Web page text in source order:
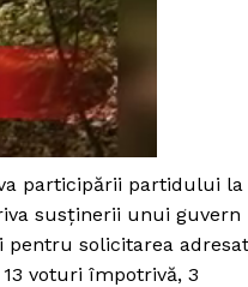
noi / Echipa
editoriale
participării partidului la
susținerii unui guvern
pentru solicitarea
voturi împotrivă, 3